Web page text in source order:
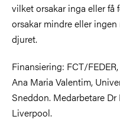
vilket orsakar inga eller
orsakar mindre eller
djuret.
Finansiering: FCT/
Ana Maria Valentim,
Sneddon. Medarbetare
Liverpool.